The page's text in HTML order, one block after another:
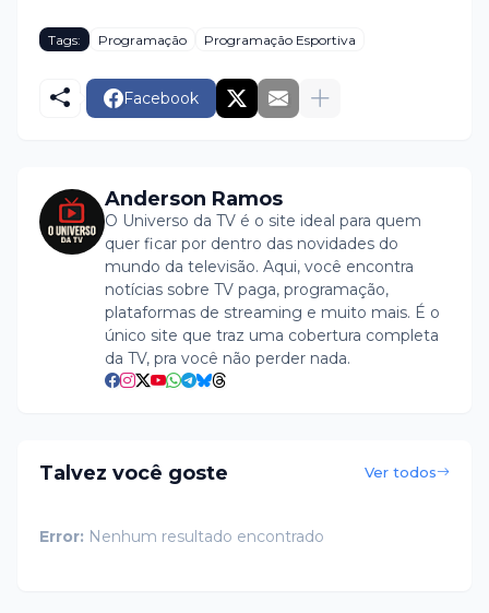
Tags: Programação Programação Esportiva
Facebook
Anderson Ramos
O Universo da TV é o site ideal para quem
quer ficar por dentro das novidades do
mundo da televisão. Aqui, você encontra
notícias sobre TV paga, programação,
plataformas de streaming e muito mais. É o
único site que traz uma cobertura completa
da TV, pra você não perder nada.
Talvez você goste Ver todos
Error: Nenhum resultado encontrado